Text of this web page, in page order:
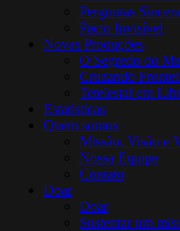
Perguntas
Pacto Invisível
Novas Produções
O Segredo do
Cruzando
Tetelestai em
Estatísticas
Quem somos
Missão, Visão e
Nossa Equipe
Contato
Doar
Doar
Sustentar um